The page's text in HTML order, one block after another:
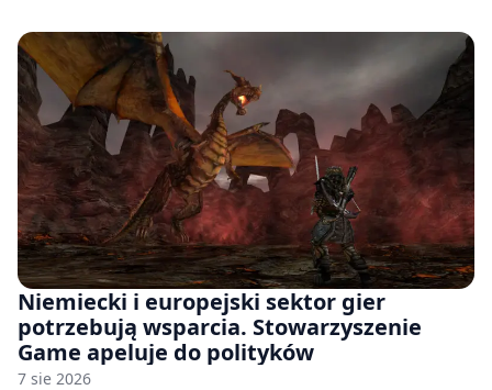
Niemiecki i europejski sektor gier
potrzebują wsparcia. Stowarzyszenie
Game apeluje do polityków
7 sie 2026